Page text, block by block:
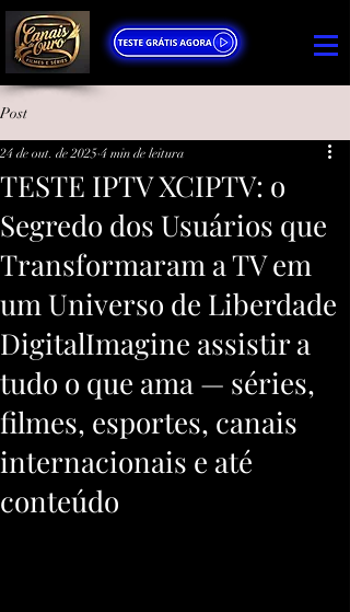
Post
TESTE IPTV XCIPTV: o
Segredo dos Usuários que
Transformaram a TV em
um Universo de Liberdade
DigitalImagine assistir a
tudo o que ama — séries,
filmes, esportes, canais
internacionais e até
conteúdo
24 de out. de 2025 4 min de leitura